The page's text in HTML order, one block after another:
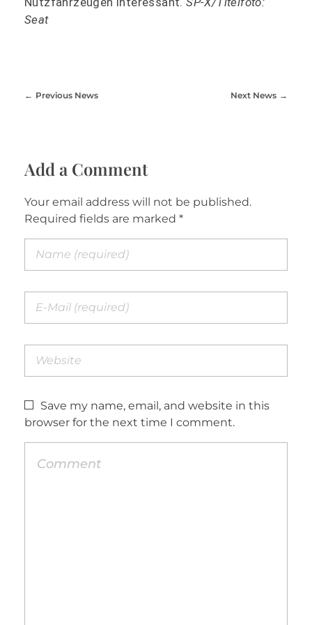
Seat
Previous News Next News
Add a Comment
Your email address will not be published.
Required fields are marked *
Save my name, email, and website in this
browser for the next time I comment.